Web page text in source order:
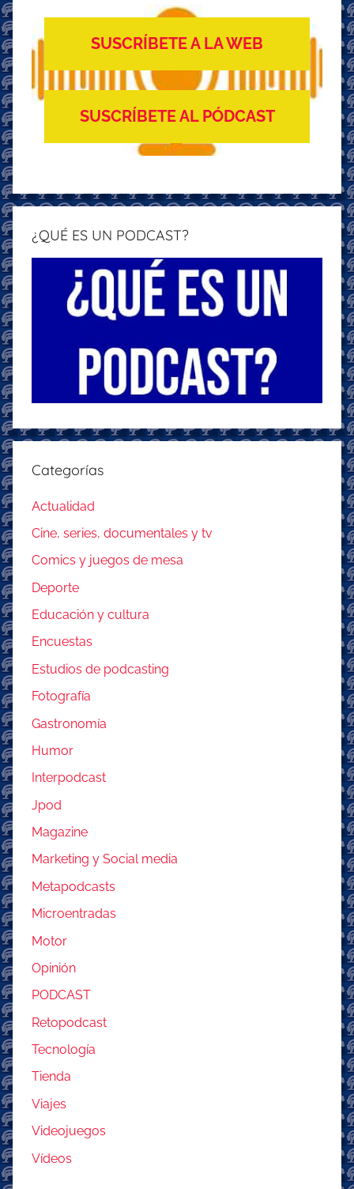
SUSCRÍBETE A LA WEB
SUSCRÍBETE AL PÓDCAST
¿QUÉ ES UN PODCAST?
Categorías
Actualidad
Cine, series, documentales y tv
Comics y juegos de mesa
Deporte
Educación y cultura
Encuestas
Estudios de podcasting
Fotografía
Gastronomía
Humor
Interpodcast
Jpod
Magazine
Marketing y Social media
Metapodcasts
Microentradas
Motor
Opinión
PODCAST
Retopodcast
Tecnología
Tienda
Viajes
Videojuegos
Vídeos